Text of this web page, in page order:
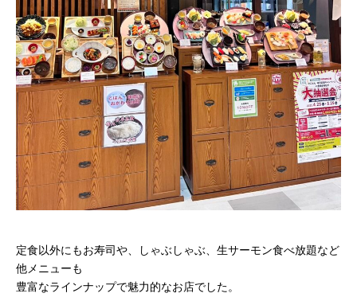
定食以外にもお寿司や、しゃぶしゃぶ、生サーモン食べ放題など
他メニューも
豊富なラインナップで魅力的なお店でした。